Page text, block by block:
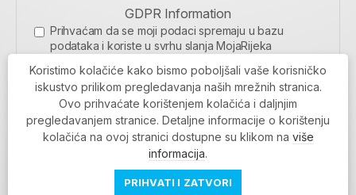
GDPR Information
Prihvaćam da se moji podaci spremaju u bazu
podataka i koriste u svrhu slanja MojaRijeka
MOJARIJEKA NEWSLETTER
PRIJAVI SE
Povratak na vrh
Koristimo kolačiće kako bismo poboljšali vaše korisničko
iskustvo prilikom pregledavanja naših mrežnih stranica.
Ovo prihvaćate korištenjem kolačića i daljnjim
pregledavanjem stranice. Detaljne informacije o korištenju
kolačića na ovoj stranici dostupne su klikom na više
informacija.
PRIHVATI I ZATVORI